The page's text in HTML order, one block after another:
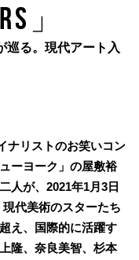
」
巡る。現代アート入
ナリストのお笑いコン
ーヨーク」の屋敷裕
人が、2021年1月3日
代美術のスターたち
え、国際的に活躍す
隆、奈良美智、杉本